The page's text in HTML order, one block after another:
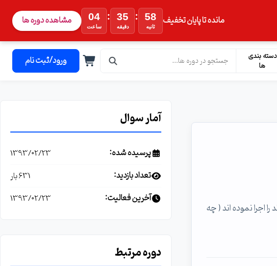
مانده تا پایان تخفیف 04
ساعت
: 35
دقیقه
: 57
ثانیه مشاهده دوره ها
دسته بندی
ها
ورود/ثبت نام
را اجرا نموده اند ( چه
آمار سوال
پرسیده شده: 1393/02/23
تعداد بازدید: 631 بار
آخرین فعالیت: 1393/02/23
دوره مرتبط